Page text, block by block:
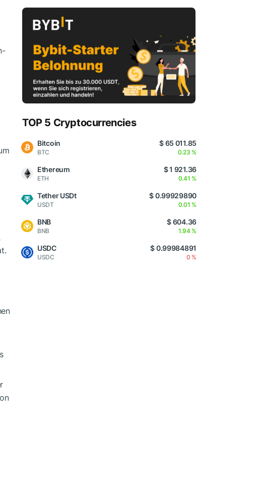
TOP 5 Cryptocurrencies
Bitcoin
BTC
$ 65 011.85
0.23 %
Ethereum
ETH
$ 1 921.36
0.41 %
Tether USDt
USDT
$ 0.99929890
0.01 %
BNB
BNB
$ 604.36
1.94 %
USDC
USDC
$ 0.99984891
0 %